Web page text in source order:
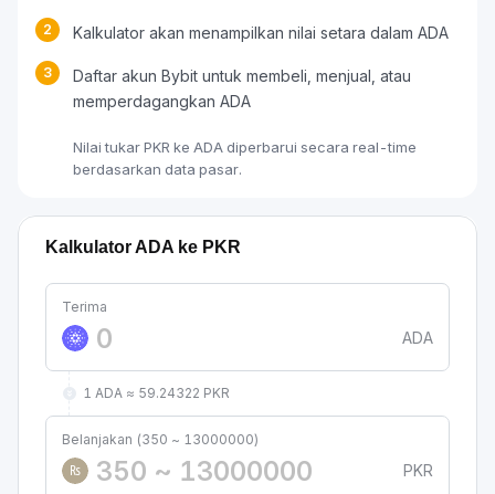
2 Kalkulator akan menampilkan nilai setara dalam ADA
3
Daftar akun Bybit untuk membeli, menjual, atau
memperdagangkan ADA
Nilai tukar PKR ke ADA diperbarui secara real-time
berdasarkan data pasar.
Kalkulator ADA ke PKR
Terima
ADA
1 ADA ≈ 59.24322 PKR
Belanjakan (350 ~ 13000000)
₨
PKR